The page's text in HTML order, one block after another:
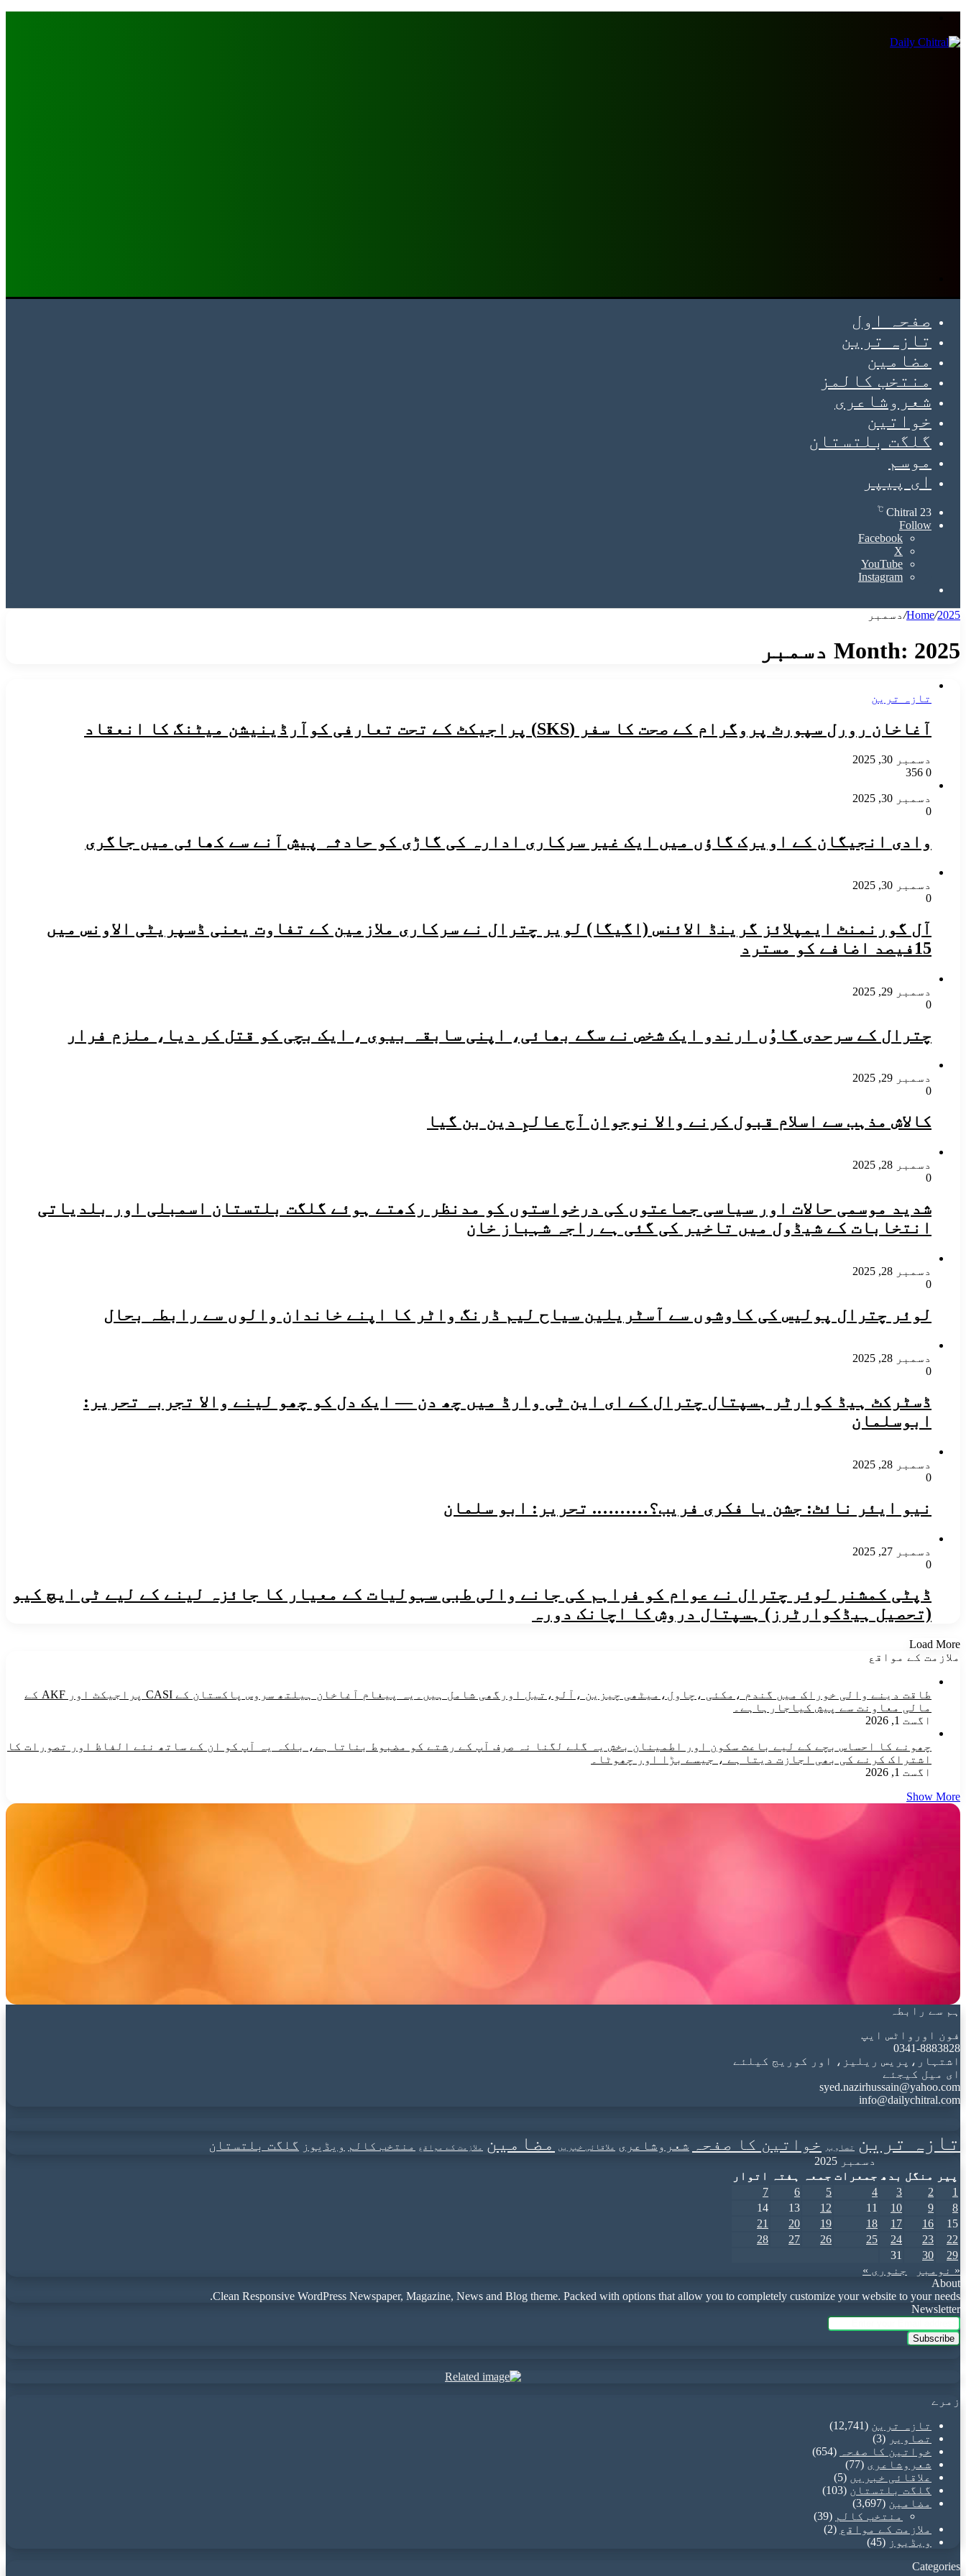
صفحہ اول
تازہ ترین
مضامین
منتخب کالمز
شعروشاعری
خواتین
گلگت بلتستان
موسم
ای پیپر
Chitral 23
℃
Follow
Facebook
X
YouTube
Instagram
Home/2025
/دسمبر
Month: 2025 دسمبر
تازہ ترین
آغاخان رورل سپورٹ پروگرام کے صحت کا سفر (SKS) پراجیکٹ کے تحت تعارفی کوآرڈینیشن میٹنگ کا انعقاد
دسمبر 30, 2025
0
دسمبر 30, 2025
0
وادی انجیگان کے اویرک گاؤں میں ایک غیر سرکاری ادارہ کی گاڑی کو حادثہ پیش آنے سے کھائی میں جاگری
دسمبر 30, 2025
0
آل گورنمنٹ ایمپلائز گرینڈ الائنس (اگیگا) لویر چترال نے سرکاری ملازمین کے تفاوت یعنی ڈسپریٹی الاونس میں
15فیصد اضافے کو مسترد
دسمبر 29, 2025
0
چترال کے سرحدی گاوُں ارندو ایک شخص نے سگے بھائی، اپنی سابقہ بیوی ، ایک بچی کو قتل کر دیا، ملزم فرار
دسمبر 29, 2025
0
کالاش مذہب سے اسلام قبول کرنے والا نوجوان آج عالمِ دین بن گیا
دسمبر 28, 2025
0
شدید موسمی حالات اور سیاسی جماعتوں کی درخواستوں کو مدنظر رکھتے ہوئے گلگت بلتستان اسمبلی اور بلدیاتی
انتخابات کے شیڈول میں تاخیر کی گئی ہے راجہ شہباز خان
دسمبر 28, 2025
0
لوئر چترال پولیس کی کاوشوں سے آسٹریلین سیاح لیم ڈرنگ واٹر کا اپنے خاندان والوں سے رابطہ بحال
دسمبر 28, 2025
0
ڈسٹرکٹ ہیڈ کوارٹر ہسپتال چترال کے ای این ٹی وارڈ میں چھ دن — ایک دل کو چھو لینے والا تجربہ تحریر:
ابوسلمان
دسمبر 28, 2025
0
نیو ایئر نائٹ: جشن یا فکری فریب؟………. تحریر: ابو سلمان
دسمبر 27, 2025
0
ڈپٹی کمشنر لوئر چترال نے عوام کو فراہم کی جانے والی طبی سہولیات کے معیار کا جائزہ لینے کے لیے ٹی ایچ کیو
(تحصیل ہیڈکوارٹرز) ہسپتال دروش کا اچانک دورہ
Load More
ملازمت کے مواقع
طاقت دینے والی خوراک میں گندم ،مکئی ،چاول،میٹھی چیزین ،آلو،تیل اورگھی شامل ہیں۔یہ پیغام آغاخان ہیلتھ سروس پاکستان کے CASI پراجیکٹ اور AKF کے
مالی معاونت سے پیش کیاجارہاہے۔
اگست 1, 2026
چھونے کا احساس بچے کے لیے باعث سکون اور اطمینان بخش یہ گلے لگنا نہ صرف آپ کے رشتے کو مضبوط بناتا ہے، بلکہ یہ آپ کو ان کے ساتھ نئے الفاظ اور تصورات کا
اشتراک کرنے کی بھی اجازت دیتا ہے ، جیسے بڑا اور چھوٹا۔
اگست 1, 2026
Show More
ہم سے رابطہ
فون اورواٹس ایپ
0341-8883828
اشتہار،پریس ریلیز، اور کوریج کیلئے
ای میل کیجئے
syed.nazirhussain@yahoo.com
info@dailychitral.com
تازہ ترین تصاویر خواتین کا صفحہ شعروشاعری علاقائی خبریں مضامین ملازمت کے مواقع منتخب کالم ویڈیوز گلگت بلتستان
دسمبر 2025
پیر
منگل بدھ جمعرات جمعہ ہفتہ
اتوار
1
2
3
4
5
6
7
8
9
10
11
12
13
14
15
16
17
18
19
20
21
22
23
24
25
26
27
28
29
30
31
« نومبر
جنوری »
About
Clean Responsive WordPress Newspaper, Magazine, News and Blog theme. Packed with options that allow you to completely customize your website to your needs.
Newsletter
Enter
your
Email
زمرے
تازہ ترین (12,741)
تصاویر (3)
خواتین کا صفحہ
(654)
شعروشاعری (77)
علاقائی خبریں (5)
گلگت بلتستان (103)
مضامین (3,697)
منتخب کالم (39)
ملازمت کے مواقع (2)
ویڈیوز (45)
Categories